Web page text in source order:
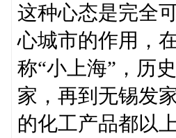
这种心态是完全
心城市的作用，
称“小上海”，历
家，再到无锡发
的化工产品都以